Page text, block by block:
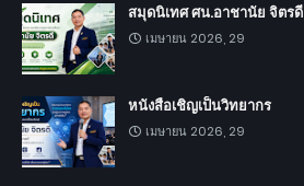
สมุดนิเทศ ศน.อาชานัย จิตรดี
เมษายน 2026, 29
หนังสือเชิญเป็นวิทยากร
เมษายน 2026, 29